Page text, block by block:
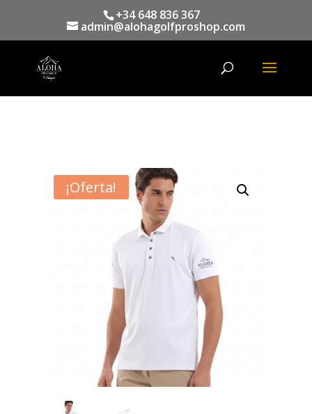
+34 648 836 367
admin@alohagolfproshop.com
productos
¡Oferta!